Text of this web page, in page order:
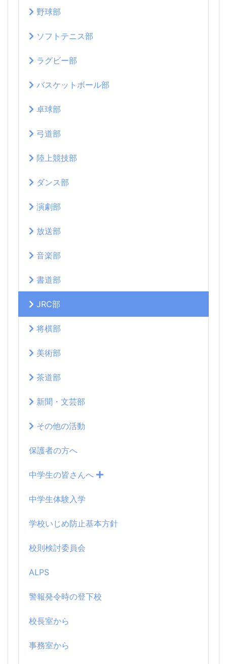
野球部
ソフトテニス部
ラグビー部
バスケットボール部
卓球部
弓道部
陸上競技部
ダンス部
演劇部
放送部
音楽部
書道部
JRC部
将棋部
美術部
茶道部
新聞・文芸部
その他の活動
保護者の方へ
中学生の皆さんへ
中学生体験入学
学校いじめ防止基本方針
校則検討委員会
ALPS
警報発令時の登下校
校長室から
事務室から